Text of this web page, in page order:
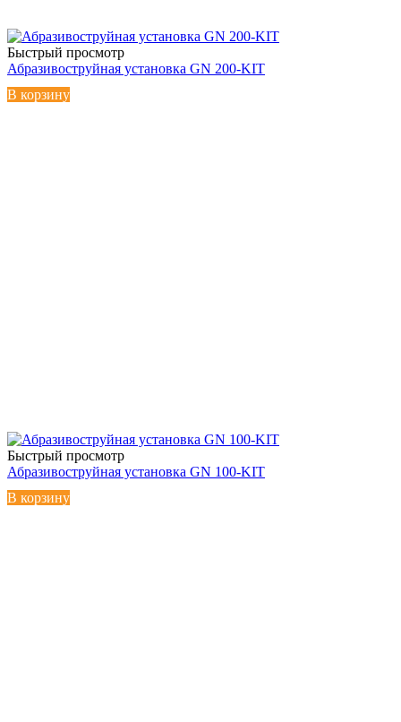
Быстрый просмотр
Абразивоструйная установка GN 200-KIT
В корзину
Быстрый просмотр
Абразивоструйная установка GN 100-KIT
В корзину